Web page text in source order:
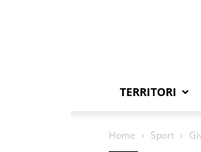
TERRITORI
Home Sport